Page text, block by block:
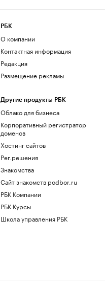
РБК
О компании
Контактная информация
Редакция
Размещение рекламы
Другие продукты РБК
Облако для бизнеса
Корпоративный регистратор
доменов
Хостинг сайтов
Рег.решения
Знакомства
Сайт знакомств podbor.ru
РБК Компании
РБК Курсы
Школа управления РБК